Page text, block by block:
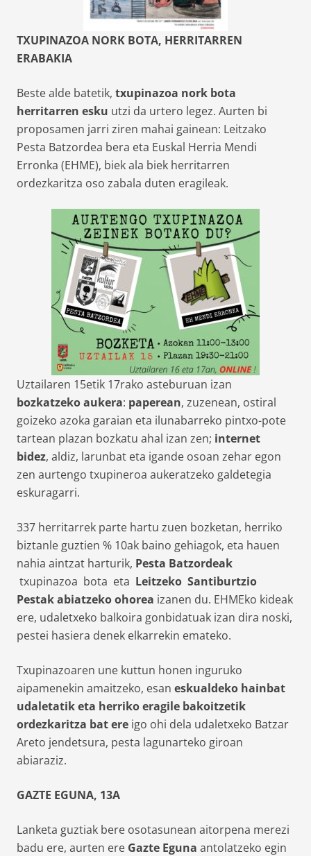
TXUPINAZOA NORK BOTA, HERRITARREN
ERABAKIA
Beste alde batetik, txupinazoa nork bota
herritarren esku utzi da urtero legez. Aurten bi
proposamen jarri ziren mahai gainean: Leitzako
Pesta Batzordea bera eta Euskal Herria Mendi
Erronka (EHME), biek ala biek herritarren
ordezkaritza oso zabala duten eragileak.
Uztailaren 15etik 17rako asteburuan izan
bozkatzeko aukera: paperean, zuzenean, ostiral
goizeko azoka garaian eta ilunabarreko pintxo-pote
tartean plazan bozkatu ahal izan zen; internet
bidez, aldiz, larunbat eta igande osoan zehar egon
zen aurtengo txupineroa aukeratzeko galdetegia
eskuragarri.
337 herritarrek parte hartu zuen bozketan, herriko
biztanle guztien % 10ak baino gehiagok, eta hauen
nahia aintzat harturik, Pesta Batzordeak
txupinazoa bota eta Leitzeko Santiburtzio
Pestak abiatzeko ohorea izanen du. EHMEko kideak
ere, udaletxeko balkoira gonbidatuak izan dira noski,
pestei hasiera denek elkarrekin emateko.
Txupinazoaren une kuttun honen inguruko
aipamenekin amaitzeko, esan eskualdeko hainbat
udaletatik eta herriko eragile bakoitzetik
ordezkaritza bat ere igo ohi dela udaletxeko Batzar
Areto jendetsura, pesta lagunarteko giroan
abiaraziz.
GAZTE EGUNA, 13A
Lanketa guztiak bere osotasunean aitorpena merezi
badu ere, aurten ere Gazte Eguna antolatzeko egin